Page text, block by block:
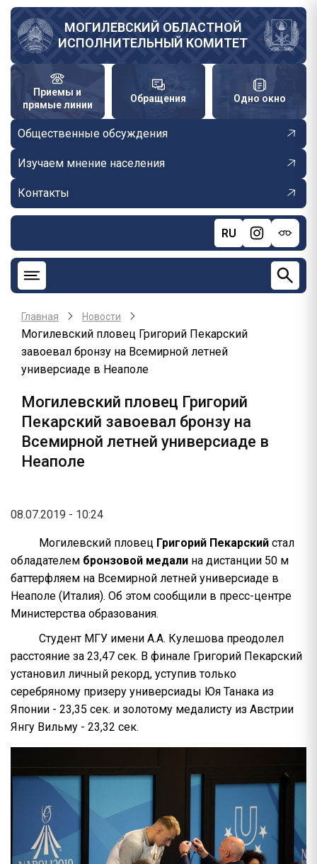
Перейти
основному
содержанию
МОГИЛЕВСКИЙ ОБЛАСТНОЙ
ИСПОЛНИТЕЛЬНЫЙ КОМИТЕТ
Приемы и
прямые линии
Обращения Одно окно
Общественные обсуждения
Изучаем мнение населения
Контакты
RU
Главная Новости
Могилевский пловец Григорий Пекарский
завоевал бронзу на Всемирной летней
универсиаде в Неаполе
Могилевский пловец Григорий
Пекарский завоевал бронзу на
Всемирной летней универсиаде в
Неаполе
08.07.2019 - 10:24
Могилевский пловец Григорий Пекарский стал
обладателем бронзовой медали на дистанции 50 м
баттерфляем на Всемирной летней универсиаде в
Неаполе (Италия). Об этом сообщили в пресс-центре
Министерства образования.
Студент МГУ имени А.А. Кулешова преодолел
расстояние за 23,47 сек. В финале Григорий Пекарский
установил личный рекорд, уступив только
серебряному призеру универсиады Юя Танака из
Японии - 23,35 сек. и золотому медалисту из Австрии
Янгу Вильму - 23,32 сек.